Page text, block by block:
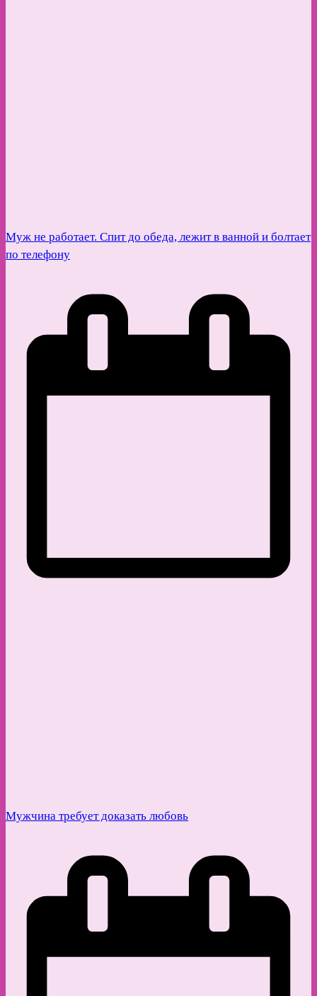
Муж не работает. Спит до обеда, лежит в ванной и болтает
по телефону
Мужчина требует доказать любовь